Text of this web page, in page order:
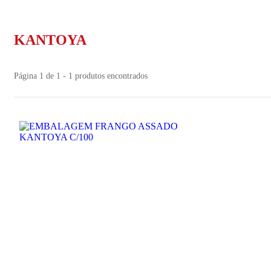
KANTOYA
Página 1 de 1 - 1 produtos encontrados